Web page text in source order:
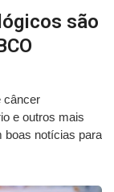
são
câncer
e outros mais
boas notícias para